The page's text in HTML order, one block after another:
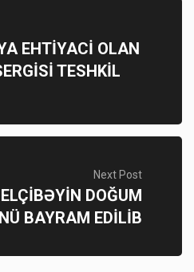
EHTİYACİ OLAN
TESHKİL
Next Post
DOĞUM
BAYRAM EDİLİB